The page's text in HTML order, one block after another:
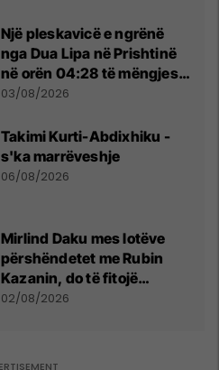
Një pleskavicë e ngrënë
nga Dua Lipa në Prishtinë
në orën 04:28 të mëngjesit
- dhe bota digjitale serbe
03/08/2026
Takimi Kurti-Abdixhiku -
s'ka marrëveshje
06/08/2026
Mirlind Daku mes lotëve
përshëndetet me Rubin
Kazanin, do të fitojë
miliona te Spartak Moska
02/08/2026